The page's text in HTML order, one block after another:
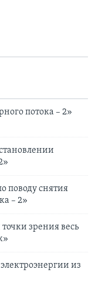
потока – 2»
поводу снятия
– 2»
зрения весь
из